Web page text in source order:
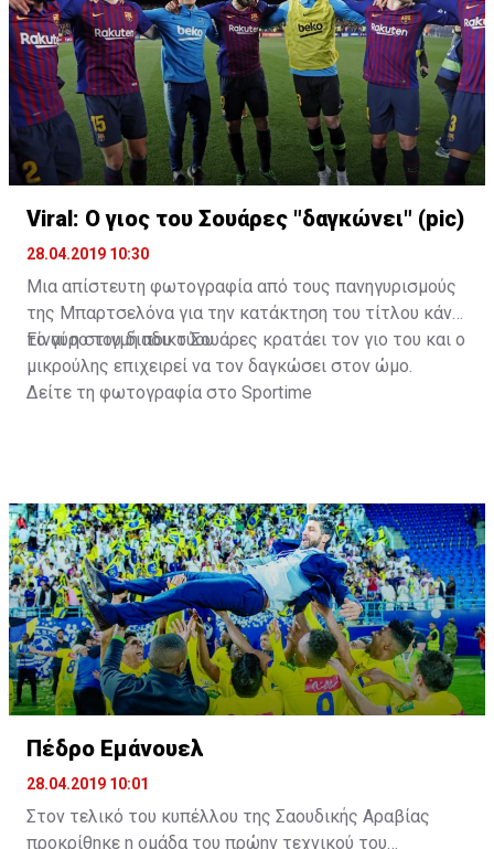
Viral: Ο γιος του Σουάρες "δαγκώνει" (pic)
28.04.2019 10:30
Μια απίστευτη φωτογραφία από τους πανηγυρισμούς
της Μπαρτσελόνα για την κατάκτηση του τίτλου κάνει
το γύρο του διαδικτύου.
Είναι η στιγμή που ο Σουάρες κρατάει τον γιο του και ο
μικρούλης επιχειρεί να τον δαγκώσει στον ώμο.
Δείτε τη φωτογραφία στο Sportime
Πέδρο Εμάνουελ
28.04.2019 10:01
Στον τελικό του κυπέλλου της Σαουδικής Αραβίας
προκρίθηκε η ομάδα του πρώην τεχνικού του